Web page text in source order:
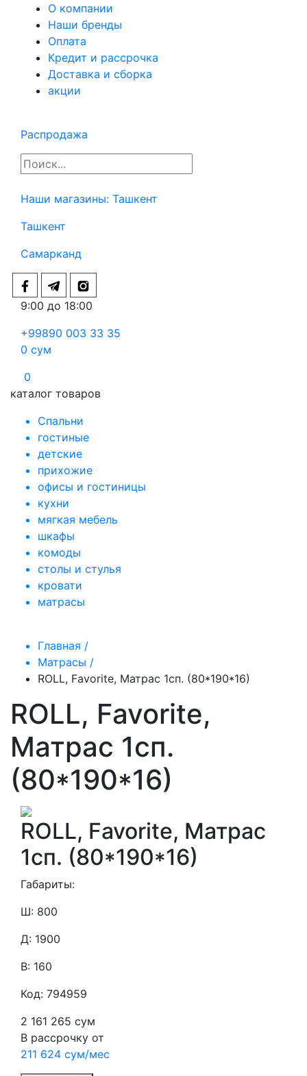
О компании
Наши бренды
Оплата
Кредит и рассрочка
Доставка и сборка
акции
Распродажа
Наши магазины: Ташкент
Ташкент
Самарканд
9:00 до 18:00
+99890 003 33 35
0 сум
0
каталог товаров
Спальни
гостиные
детские
прихожие
офисы и гостиницы
кухни
мягкая мебель
шкафы
комоды
столы и стулья
кровати
матрасы
Главная /
Матрасы /
ROLL, Favorite, Матрас 1сп. (80*190*16)
ROLL, Favorite,
Матрас 1сп.
(80*190*16)
ROLL, Favorite, Матрас
1сп. (80*190*16)
Габариты:
Ш: 800
Д: 1900
В: 160
Код: 794959
2 161 265 сум
В рассрочку от
211 624 сум/мес